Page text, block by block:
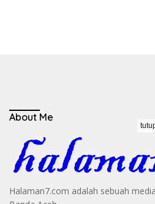
About Me
Halaman7.com adalah sebuah